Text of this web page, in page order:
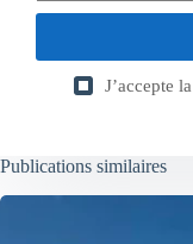
J’accepte la
Publications similaires